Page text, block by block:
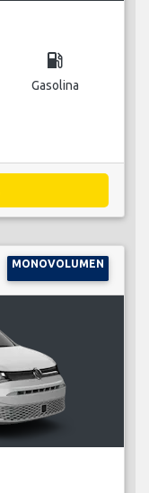
local_gas_station
Gasolina
MONOVOLUMEN